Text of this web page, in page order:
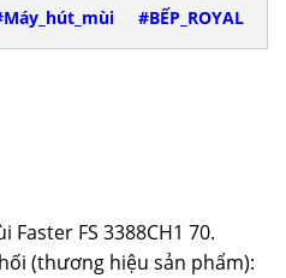
#BẾP_ROYAL
₫.
FS 3388CH1 70.
(thương hiệu sản phẩm):